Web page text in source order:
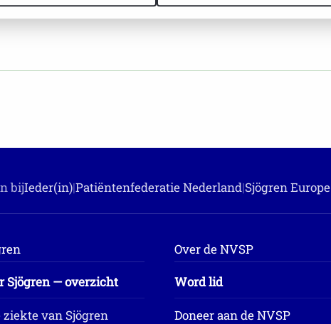
bijIeder(in)|Patiëntenfederatie Nederland|Sjögren Europe
Sjögren — overzicht
ziekte van Sjögren
Over de NVSP
Word lid
Doneer aan de NVSP